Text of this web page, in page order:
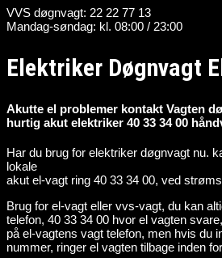
VVS døgnvagt: 22 22 77 13
Mandag-søndag: kl. 08:00 / 23:00
Elektriker Døgnvagt
Akutte el problemer kontakt Vagten
hurtig akut elektriker 40 33 34 00
Har du brug for elektriker døgnvagt nu.
lokale
akut el-vagt ring 40 33 34 00, ved
Brug for el-vagt eller vvs-vagt, du kan
telefon, 40 33 34 00 hvor el vagten
på el-vagtens vagt telefon, men hvis du
nummer, ringer el vagten tilbage inden